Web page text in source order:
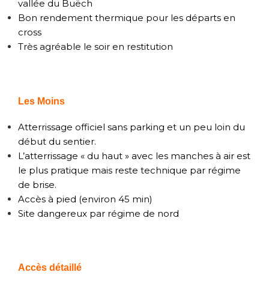
vallée du Buëch
Bon rendement thermique pour les départs en
cross
Très agréable le soir en restitution
Les Moins
Atterrissage officiel sans parking et un peu loin du
début du sentier.
L’atterrissage « du haut » avec les manches à air est
le plus pratique mais reste technique par régime
de brise.
Accès à pied (environ 45 min)
Site dangereux par régime de nord
Accès détaillé